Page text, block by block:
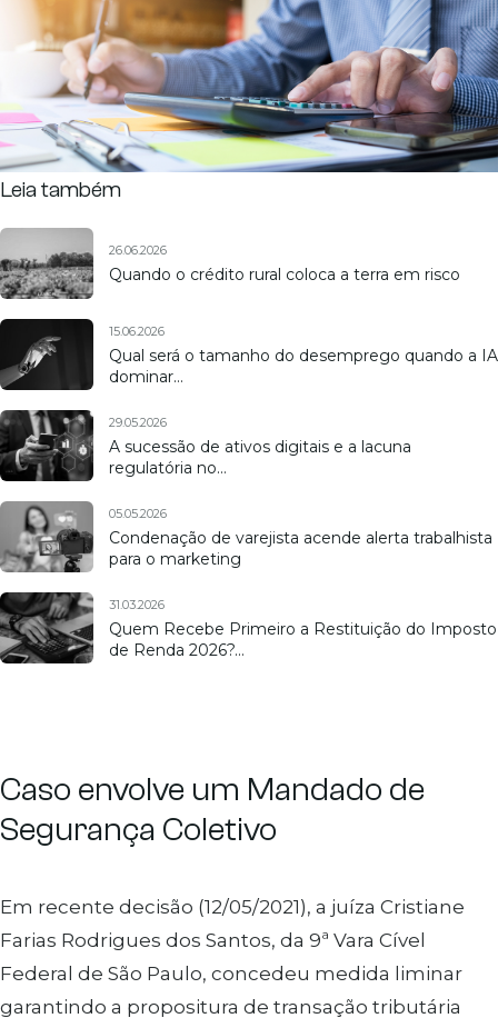
Leia também
26.06.2026
Quando o crédito rural coloca a terra em risco
15.06.2026
Qual será o tamanho do desemprego quando a IA
dominar…
29.05.2026
A sucessão de ativos digitais e a lacuna
regulatória no…
05.05.2026
Condenação de varejista acende alerta trabalhista
para o marketing
31.03.2026
Quem Recebe Primeiro a Restituição do Imposto
de Renda 2026?…
Caso envolve um Mandado de
Segurança Coletivo
Em recente decisão (12/05/2021), a juíza Cristiane
Farias Rodrigues dos Santos, da 9ª Vara Cível
Federal de São Paulo, concedeu medida liminar
garantindo a propositura de transação tributária